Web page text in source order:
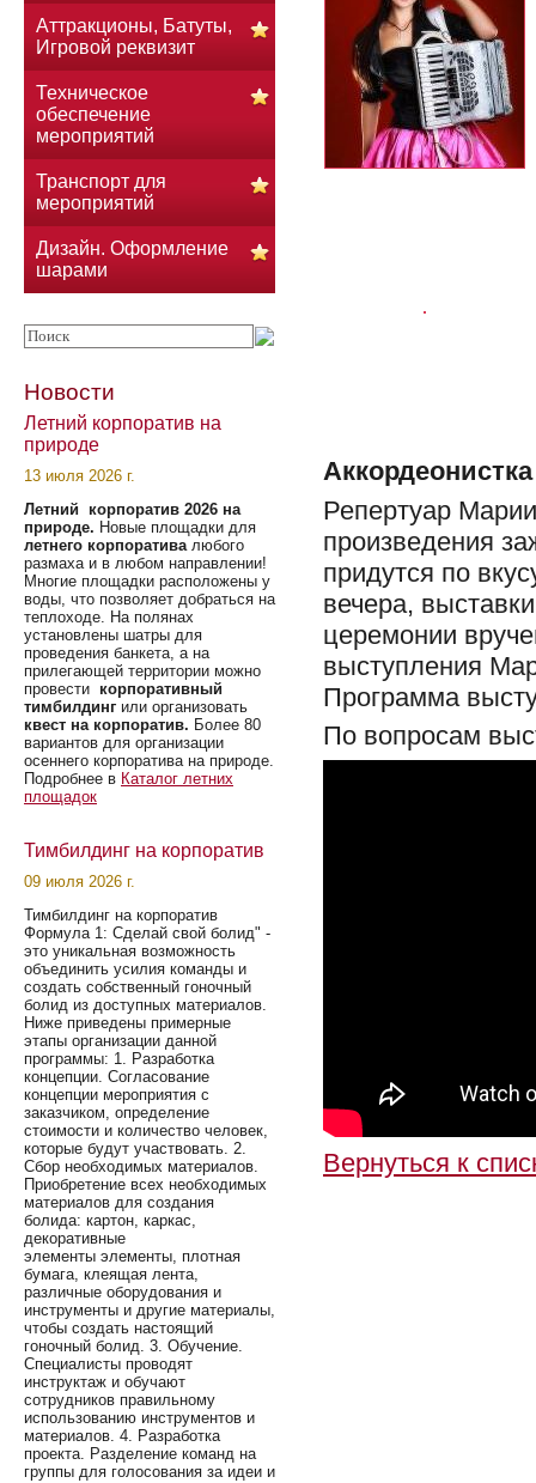
Репертуар
произведения
придутся по
вечера,
церемонии
выступления
Программа
По вопросам
Вернуться к
Аттракционы, Батуты,
Игровой реквизит
Техническое
обеспечение
мероприятий
Транспорт для
мероприятий
Дизайн. Оформление
шарами
Новости
Летний корпоратив на
природе
13 июля 2026 г.
Летний корпоратив 2026 на
природе. Новые площадки для
летнего корпоративалюбого
размаха и в любом направлении!
Многие площадки расположены у
воды, что позволяет добраться на
теплоходе. На полянах
установлены шатры для
проведения банкета, а на
прилегающей территории можно
провести корпоративный
тимбилдинг или организовать
квест на корпоратив. Более 80
вариантов для организации
осеннего корпоратива на природе.
Подробнее в Каталог летних
площадок
Тимбилдинг на корпоратив
09 июля 2026 г.
Тимбилдинг на корпоратив
Формула 1: Сделай свой болид" -
это уникальная возможность
объединить усилия команды и
создать собственный гоночный
болид из доступных материалов.
Ниже приведены примерные
этапы организации данной
программы: 1. Разработка
концепции. Согласование
концепции мероприятия с
заказчиком, определение
стоимости и количество человек,
которые будут участвовать. 2.
Сбор необходимых материалов.
Приобретение всех необходимых
материалов для создания
болида: картон, каркас,
декоративные
элементы элементы, плотная
бумага, клеящая лента,
различные оборудования и
инструменты и другие материалы,
чтобы создать настоящий
гоночный болид. 3. Обучение.
Специалисты проводят
инструктаж и обучают
сотрудников правильному
использованию инструментов и
материалов. 4. Разработка
проекта. Разделение команд на
группы для голосования за идеи и